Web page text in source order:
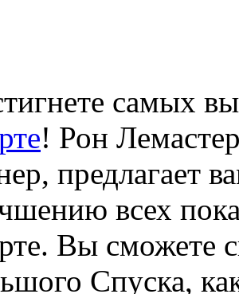
самых
! Рон
предлагает
всех
Вы сможете
Спуска,